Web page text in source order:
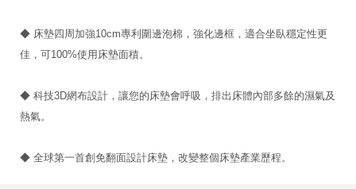
◆ 床墊四周加強10cm專利圍邊泡棉，強化邊框，適合坐臥穩定性更
佳，可100%使用床墊面積。
◆ 科技3D網布設計，讓您的床墊會呼吸，排出床體內部多餘的濕氣及
熱氣。
◆ 全球第一首創免翻面設計床墊，改變整個床墊產業歷程。